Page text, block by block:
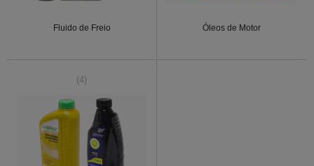
Fluido de Freio Óleos de Motor
(4)